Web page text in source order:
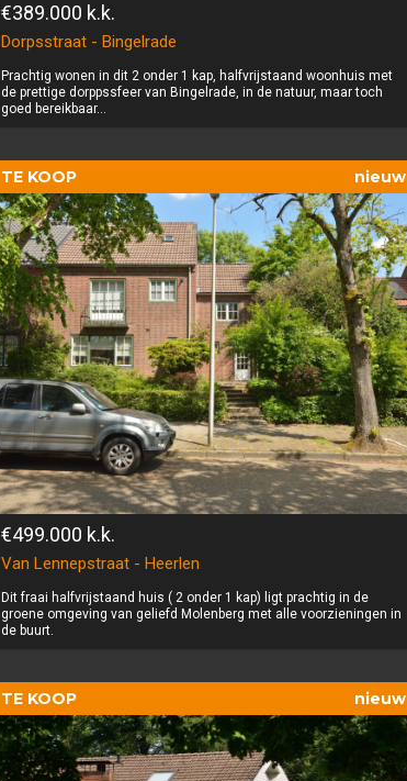
€389.000 k.k.
Dorpsstraat - Bingelrade
Prachtig wonen in dit 2 onder 1 kap, halfvrijstaand woonhuis met
de prettige dorppssfeer van Bingelrade, in de natuur, maar toch
goed bereikbaar...
TE KOOP nieuw
€499.000 k.k.
Van Lennepstraat - Heerlen
Dit fraai halfvrijstaand huis ( 2 onder 1 kap) ligt prachtig in de
groene omgeving van geliefd Molenberg met alle voorzieningen in
de buurt.
TE KOOP nieuw